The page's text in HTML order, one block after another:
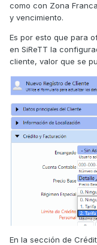
como con Zona
y vencimiento.
Es por esto que para
en SiReTT la
cliente, valor que se
En la sección de